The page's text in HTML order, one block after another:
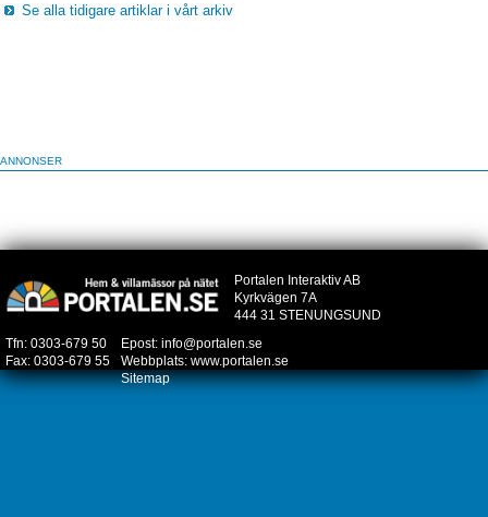
Se alla tidigare artiklar i vårt arkiv
ANNONSER
Portalen Interaktiv AB
Kyrkvägen 7A
444 31 STENUNGSUND
Tfn: 0303-679 50
Fax: 0303-679 55
Epost: info@portalen.se
Webbplats: www.portalen.se
Sitemap